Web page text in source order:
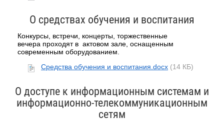
О средствах обучения и воспитания
Конкурсы, встречи, концерты, торжественные
вечера проходят в актовом зале, оснащенным
современным оборудованием.
Средства обучения и воспитания.docx (14 КБ)
О доступе к информационным системам и
информационно-телекоммуникационным
сетям